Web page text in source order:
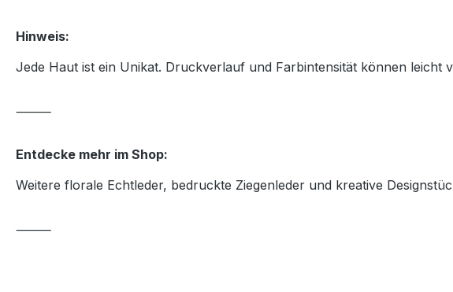
Hinweis:
Jede Haut ist ein Unikat. Druckverlauf und Farbintensität können leicht
⸻
Entdecke mehr im Shop:
Weitere florale Echtleder, bedruckte Ziegenleder und kreative
⸻